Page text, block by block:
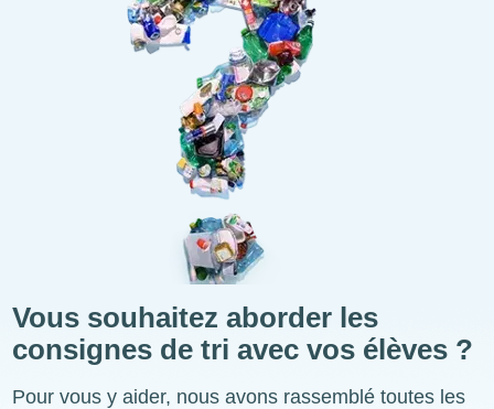
Vous souhaitez aborder les
consignes de tri avec vos élèves ?
Pour vous y aider, nous avons rassemblé toutes les